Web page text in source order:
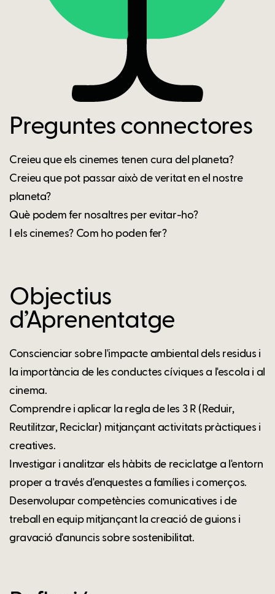
Preguntes connectores
Creieu que els cinemes tenen cura del planeta?
Creieu que pot passar això de veritat en el nostre
planeta?
Què podem fer nosaltres per evitar-ho?
I els cinemes? Com ho poden fer?
Objectius
d’Aprenentatge
Conscienciar sobre l'impacte ambiental dels residus i
la importància de les conductes cíviques a l'escola i al
cinema.
Comprendre i aplicar la regla de les 3 R (Reduir,
Reutilitzar, Reciclar) mitjançant activitats pràctiques i
creatives.
Investigar i analitzar els hàbits de reciclatge a l'entorn
proper a través d'enquestes a famílies i comerços.
Desenvolupar competències comunicatives i de
treball en equip mitjançant la creació de guions i
gravació d'anuncis sobre sostenibilitat.